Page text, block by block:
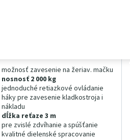
možnosť zavesenie na žeriav. mačku
nosnosť 2 000 kg
jednoduché retiazkové ovládanie
háky pre zavesenie kladkostroja i
nákladu
dĺžka reťaze 3 m
pre zvislé zdvíhanie a spúšťanie
kvalitné dielenské spracovanie